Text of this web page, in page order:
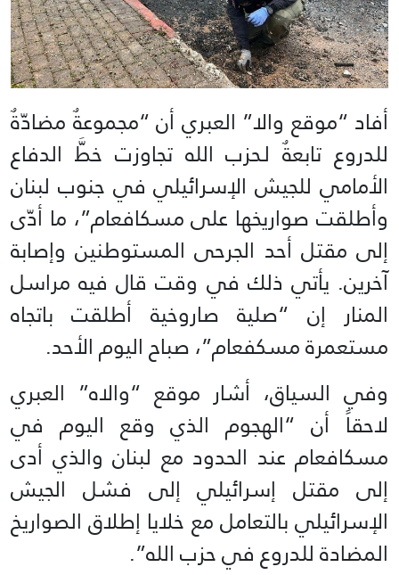
أفاد “موقع والا” العبري أن “مجموعةٌ مضادّةٌ
للدروع تابعةٌ لـحزب الله تجاوزت خطَّ الدفاع
الأمامي للجيش الإسرائيلي في جنوب لبنان
وأطلقت صواريخها على مسكافعام”، ما أدّى
إلى مقتل أحد الجرحى المستوطنين وإصابة
آخرين. يأتي ذلك في وقت قال فيه مراسل
المنار إن “صلية صاروخية أطلقت باتجاه
مستعمرة مسكفعام”، صباح اليوم الأحد.
وفي السياق، أشار موقع “والاه” العبري
لاحقاً أن “الهجوم الذي وقع اليوم في
مسكافعام عند الحدود مع لبنان والذي أدى
إلى مقتل إسرائيلي إلى فشل الجيش
الإسرائيلي بالتعامل مع خلايا إطلاق الصواريخ
المضادة للدروع في حزب الله”.